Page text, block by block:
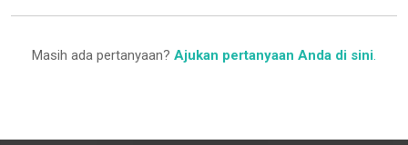
Masih ada pertanyaan? Ajukan pertanyaan Anda di sini.